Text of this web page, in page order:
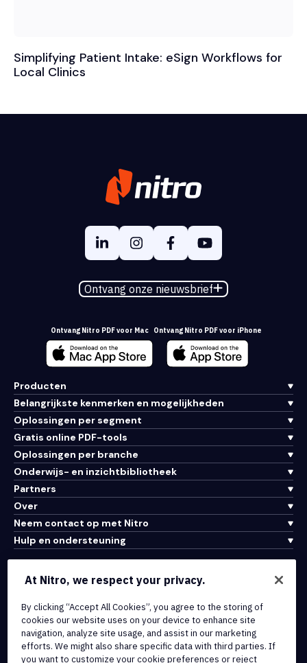
Simplifying Patient Intake: eSign Workflows for
Local Clinics
Ontvang onze nieuwsbrief
Ontvang Nitro PDF voor Mac Ontvang Nitro PDF voor iPhone
Producten
Belangrijkste kenmerken en mogelijkheden
Oplossingen per segment
Gratis online PDF-tools
Oplossingen per branche
Onderwijs- en inzichtbibliotheek
Partners
Over
Neem contact op met Nitro
Hulp en ondersteuning
Integraties en API-connectiviteit
Cookiebeleid
Copyrightbeleid
Alle voorwaarden en beleidsmaatregelen
At Nitro, we respect your privacy.
By clicking “Accept All Cookies”, you agree to the storing of
cookies our website uses on your device to enhance site
navigation, analyze site usage, and assist in our marketing
efforts. We might also share specific data with third parties. If
you want to customize your cookie preferences or reject